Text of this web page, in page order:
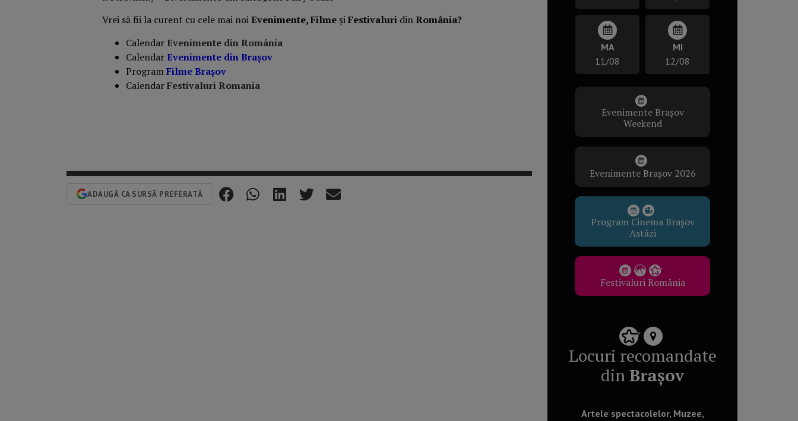
Vrei să fii la curent cu cele mai noiEvenimente, Filme șiFestivaluri dinRomânia?
Calendar Evenimente din România
CalendarEvenimente din Braşov
ProgramFilme Brașov
CalendarFestivaluri Romania
ADAUGĂ CA SURSĂ PREFERATĂ
MA
11/08
MI
12/08
Evenimente Brașov
Weekend
Evenimente Brașov 2026
Program Cinema Brașov
Astăzi
Festivaluri România
Locuri recomandate
dinBrașov
Artele spectacolelor, Muzee,